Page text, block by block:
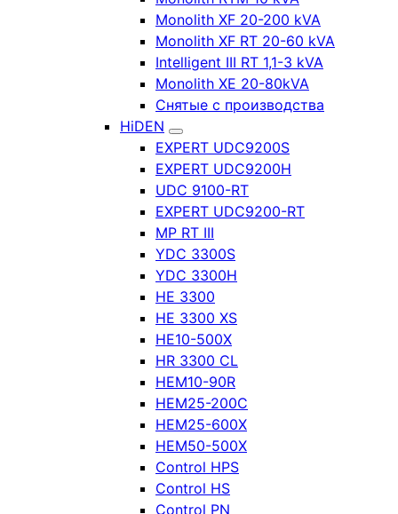
Monolith XF 20-200 kVA
Monolith XF RT 20-60 kVA
Intelligent III RT 1,1-3 kVA
Monolith XE 20-80kVA
Снятые с производства
HiDEN
EXPERT UDC9200S
EXPERT UDC9200H
UDC 9100-RT
EXPERT UDC9200-RT
MP RT III
YDC 3300S
YDC 3300H
HE 3300
HE 3300 XS
HE10-500X
HR 3300 CL
HEM10-90R
HEM25-200C
HEM25-600X
HEM50-500X
Control HPS
Control HS
Control PN